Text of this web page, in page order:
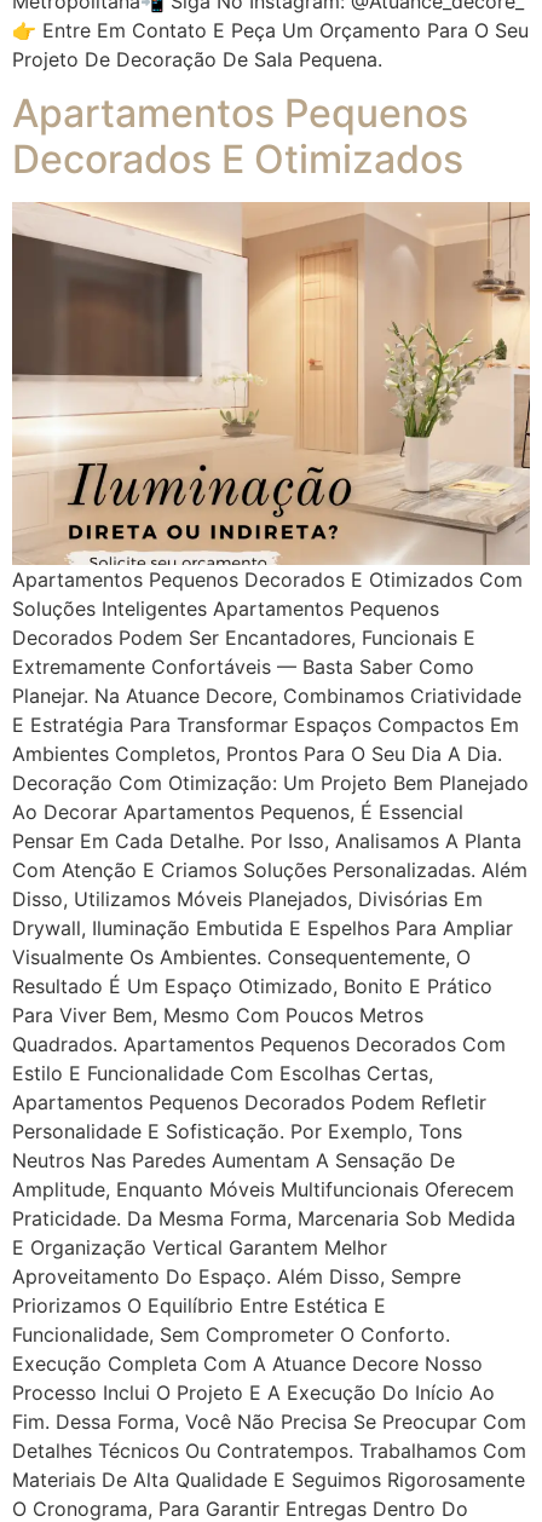
👉 Entre Em Contato E Peça Um Orçamento Para O Seu
Projeto De Decoração De Sala Pequena.
Apartamentos Pequenos
Decorados E Otimizados
Apartamentos Pequenos Decorados E Otimizados Com
Soluções Inteligentes Apartamentos Pequenos
Decorados Podem Ser Encantadores, Funcionais E
Extremamente Confortáveis — Basta Saber Como
Planejar. Na Atuance Decore, Combinamos Criatividade
E Estratégia Para Transformar Espaços Compactos Em
Ambientes Completos, Prontos Para O Seu Dia A Dia.
Decoração Com Otimização: Um Projeto Bem Planejado
Ao Decorar Apartamentos Pequenos, É Essencial
Pensar Em Cada Detalhe. Por Isso, Analisamos A Planta
Com Atenção E Criamos Soluções Personalizadas. Além
Disso, Utilizamos Móveis Planejados, Divisórias Em
Drywall, Iluminação Embutida E Espelhos Para Ampliar
Visualmente Os Ambientes. Consequentemente, O
Resultado É Um Espaço Otimizado, Bonito E Prático
Para Viver Bem, Mesmo Com Poucos Metros
Quadrados. Apartamentos Pequenos Decorados Com
Estilo E Funcionalidade Com Escolhas Certas,
Apartamentos Pequenos Decorados Podem Refletir
Personalidade E Sofisticação. Por Exemplo, Tons
Neutros Nas Paredes Aumentam A Sensação De
Amplitude, Enquanto Móveis Multifuncionais Oferecem
Praticidade. Da Mesma Forma, Marcenaria Sob Medida
E Organização Vertical Garantem Melhor
Aproveitamento Do Espaço. Além Disso, Sempre
Priorizamos O Equilíbrio Entre Estética E
Funcionalidade, Sem Comprometer O Conforto.
Execução Completa Com A Atuance Decore Nosso
Processo Inclui O Projeto E A Execução Do Início Ao
Fim. Dessa Forma, Você Não Precisa Se Preocupar Com
Detalhes Técnicos Ou Contratempos. Trabalhamos Com
Materiais De Alta Qualidade E Seguimos Rigorosamente
O Cronograma, Para Garantir Entregas Dentro Do